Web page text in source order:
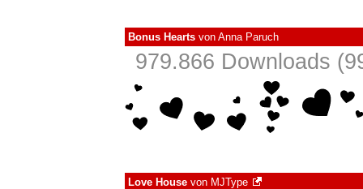
Bonus Hearts von Anna Paruch
979.866 Downloads
Love House von MJType